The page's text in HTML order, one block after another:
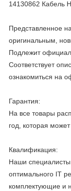
14130862 Кабель
Представленное
оригинальным,
Подлежит
Соответствует
ознакомиться на
Гарантия:
На все товары
год, которая
Квалификация:
Наши
оптимального IT
комплектующие и